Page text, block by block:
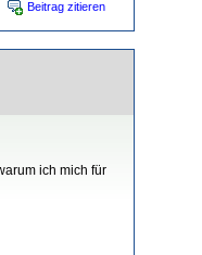
Beitrag zitieren
ich mich für